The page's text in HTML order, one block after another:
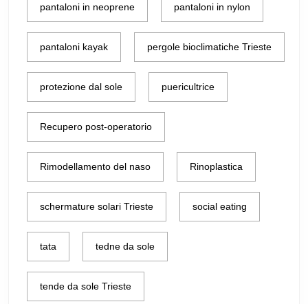
pantaloni in neoprene pantaloni in nylon
pantaloni kayak pergole bioclimatiche Trieste
protezione dal sole puericultrice
Recupero post-operatorio
Rimodellamento del naso Rinoplastica
schermature solari Trieste social eating
tata tedne da sole
tende da sole Trieste